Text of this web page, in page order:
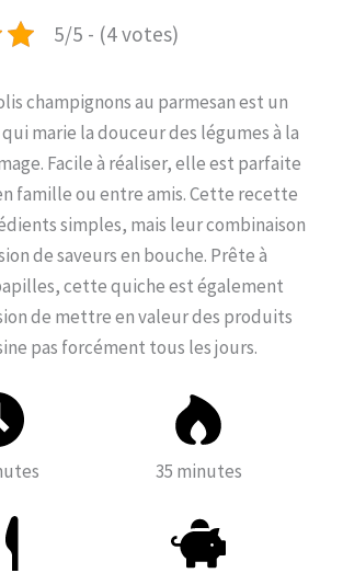
5/5 - (4 votes)
champignons au parmesan est un
marie la douceur des légumes à la
Facile à réaliser, elle est parfaite
famille ou entre amis. Cette recette
simples, mais leur combinaison
de saveurs en bouche. Prête à
cette quiche est également
de mettre en valeur des produits
pas forcément tous les jours.
35 minutes